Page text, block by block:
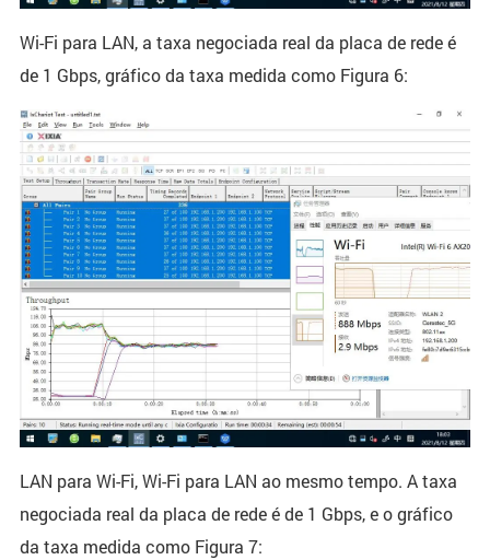
Wi-Fi para LAN, a taxa negociada real da placa de rede é
de 1 Gbps, gráfico da taxa medida como Figura 6:
LAN para Wi-Fi, Wi-Fi para LAN ao mesmo tempo. A taxa
negociada real da placa de rede é de 1 Gbps, e o gráfico
da taxa medida como Figura 7: